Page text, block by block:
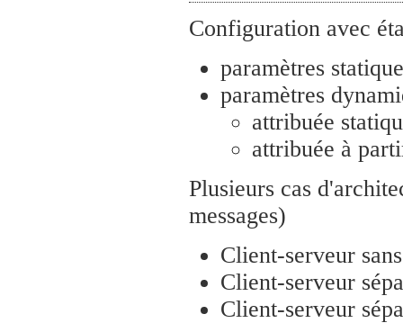
Configuration avec
paramètres
paramètres
attribuée
attribuée à
Plusieurs cas
messages)
Client-serveur
Client-serveur
Client-serveur